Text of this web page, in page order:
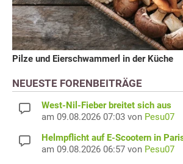
Pilze und Eierschwammerl in der Küche
NEUESTE FORENBEITRÄGE
West-Nil-Fieber breitet sich aus
am 09.08.2026 07:03 von Pesu07
Helmpflicht auf E-Scootern in
am 09.08.2026 06:57 von Pesu07